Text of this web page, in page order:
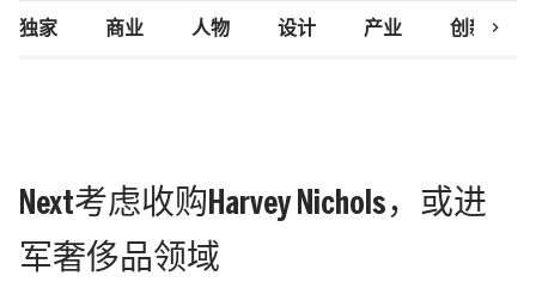
独家 商业 人物 设计 产业 创新研究
chevron_right
Next考虑收购Harvey Nichols，或进
军奢侈品领域